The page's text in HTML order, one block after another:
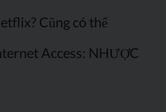
Cũng có thể
Access: NHƯỢC